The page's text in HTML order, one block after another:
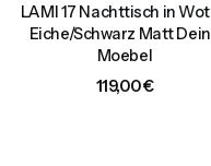
LAMI 17 Nachttisch in
Eiche/Schwarz Matt
Moebel
Preis
119,00 €